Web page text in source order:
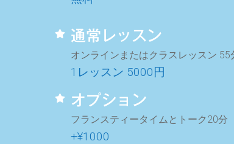
通常レッスン
オンラインまたはクラスレッスン 55
1レッスン 5000円
オプション
フランスティータイムとトーク20分
+¥1000